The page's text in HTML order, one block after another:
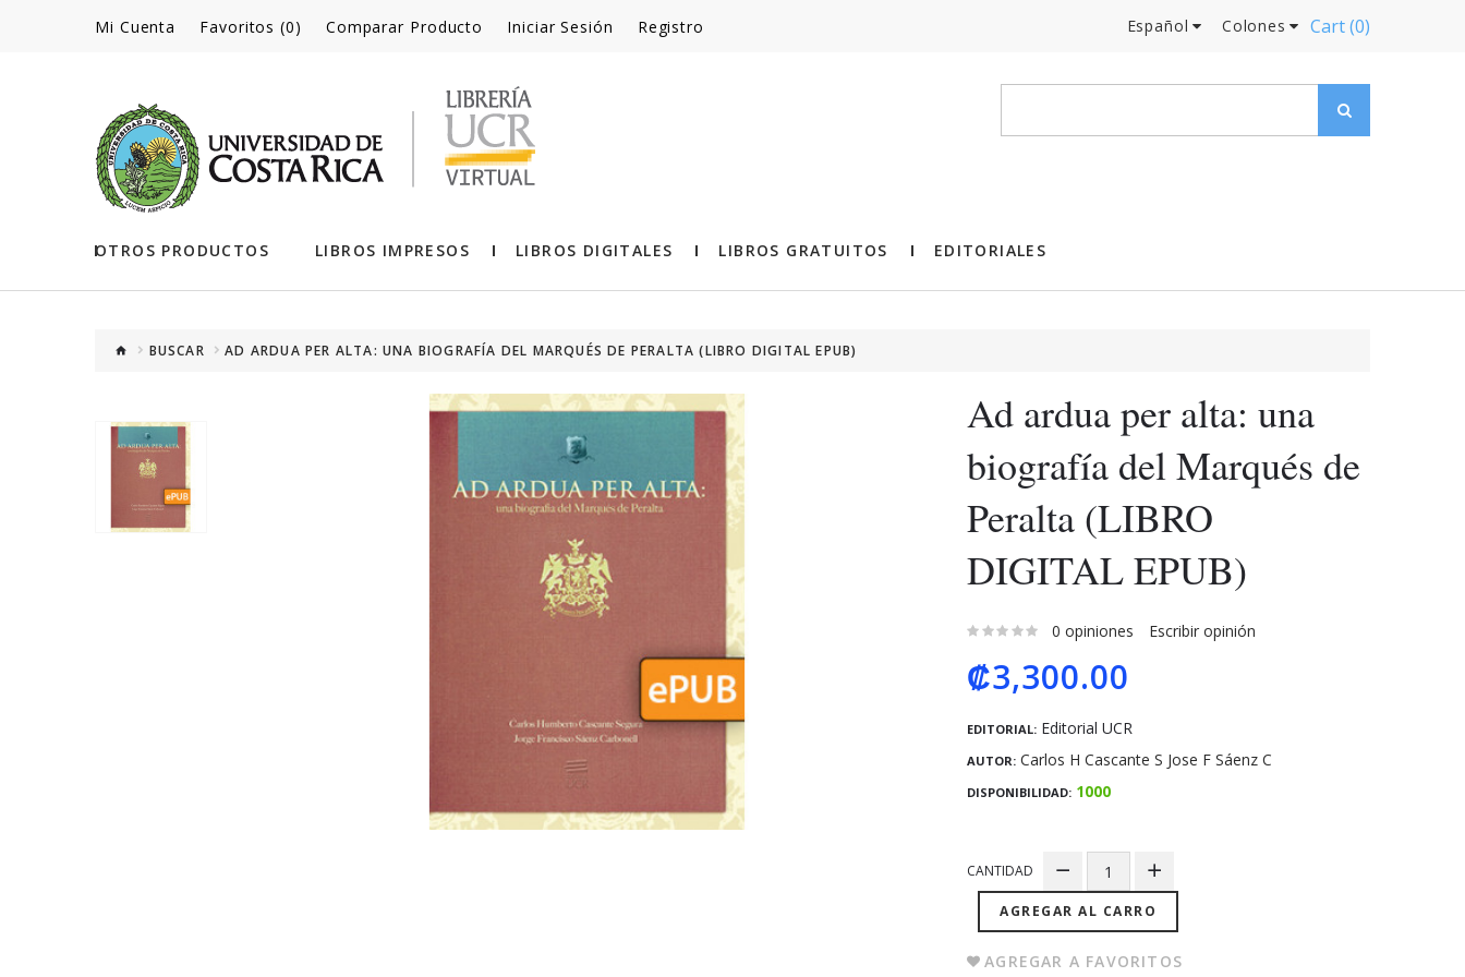
Mi Cuenta Favoritos (0) Comparar Producto Iniciar Sesión Registro Cart(0)
Colones
Español
OTROS PRODUCTOS LIBROS IMPRESOS LIBROS DIGITALES LIBROS GRATUITOS EDITORIALES
BUSCAR AD ARDUA PER ALTA: UNA BIOGRAFÍA DEL MARQUÉS DE PERALTA (LIBRO DIGITAL EPUB)
Ad ardua per alta: una
biografía del Marqués de
Peralta (LIBRO
DIGITAL EPUB)
0 opiniones Escribir opinión
₡3,300.00
EDITORIAL: Editorial UCR
AUTOR: Carlos H Cascante S Jose F Sáenz C
DISPONIBILIDAD: 1000
CANTIDAD
AGREGAR AL CARRO
AGREGAR A FAVORITOS